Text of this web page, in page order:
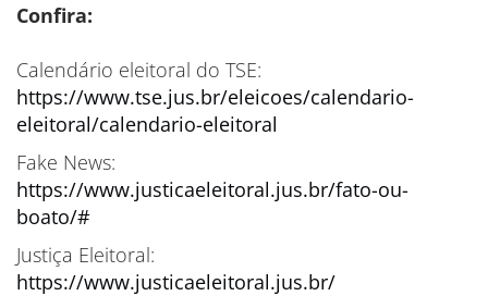
Confira:
Calendário eleitoral do TSE:
https://www.tse.jus.br/eleicoes/calendario-
eleitoral/calendario-eleitoral
Fake News:
https://www.justicaeleitoral.jus.br/fato-ou-
boato/#
Justiça Eleitoral:
https://www.justicaeleitoral.jus.br/